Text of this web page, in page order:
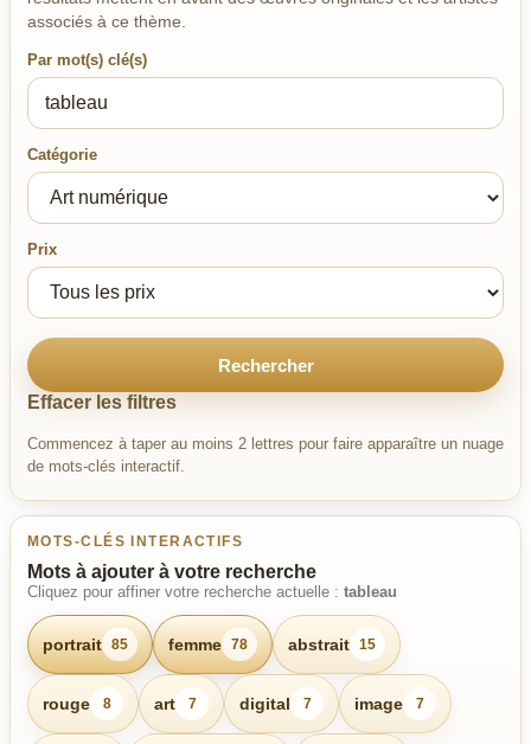
associés à ce thème.
Par mot(s) clé(s)
Catégorie
Prix
Rechercher
Effacer les filtres
Commencez à taper au moins 2 lettres pour faire apparaître un nuage
de mots-clés interactif.
MOTS-CLÉS INTERACTIFS
Mots à ajouter à votre recherche
Cliquez pour affiner votre recherche actuelle : tableau
portrait 85 femme 78 abstrait 15
rouge 8 art 7 digital 7 image 7